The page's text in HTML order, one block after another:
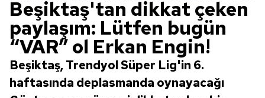
Beşiktaş'tan dikkat çeken
paylaşım: Lütfen bugün
“VAR” ol Erkan Engin!
Beşiktaş, Trendyol Süper Lig'in 6.
haftasında deplasmanda oynayacağı